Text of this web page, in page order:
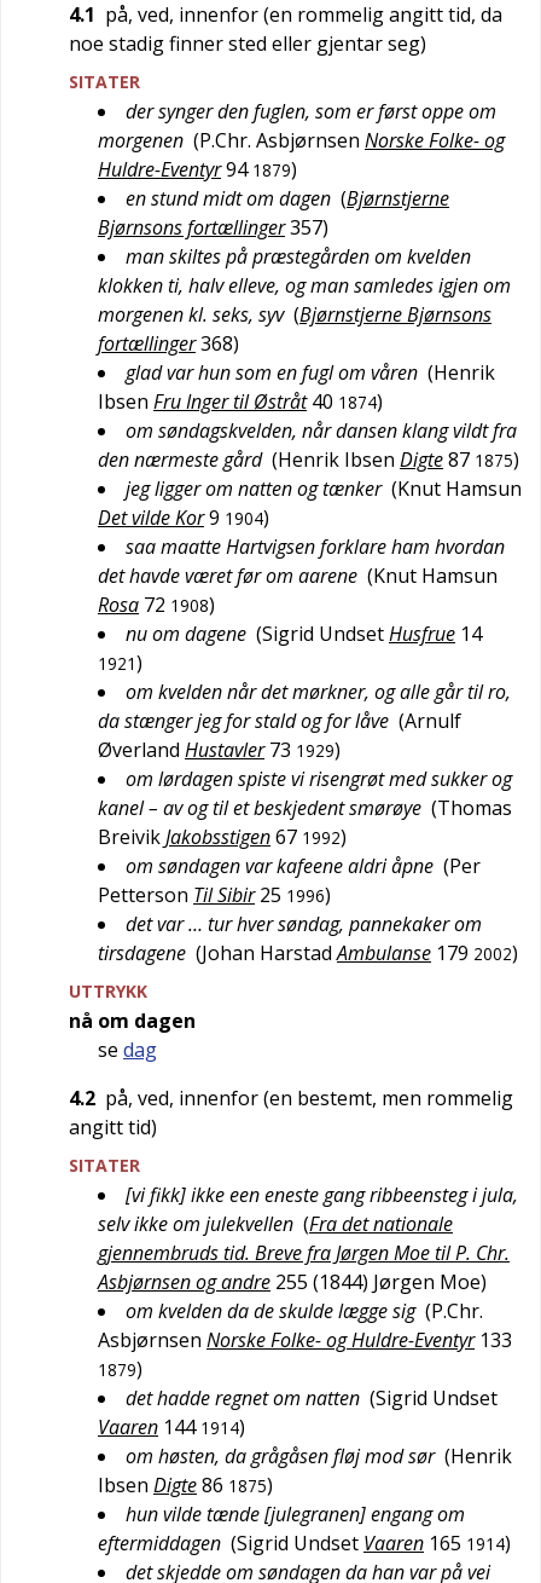
4.1 på, ved, innenfor (en rommelig angitt tid, da
noe stadig finner sted eller gjentar seg)
SITATER
der synger den fuglen, som er først oppe om
morgenen (P.Chr. Asbjørnsen Norske Folke- og
Huldre-Eventyr94 1879)
en stund midt om dagen (Bjørnstjerne
Bjørnsons fortællinger357)
man skiltes på præstegården om kvelden
klokken ti, halv elleve, og man samledes igjen om
morgenen kl. seks, syv (Bjørnstjerne Bjørnsons
fortællinger368)
glad var hun som en fugl om våren (Henrik
Ibsen Fru Inger til Østråt 40 1874)
om søndagskvelden, når dansen klang vildt fra
den nærmeste gård (Henrik Ibsen Digte87 1875)
jeg ligger om natten og tænker (Knut Hamsun
Det vilde Kor9 1904)
saa maatte Hartvigsen forklare ham hvordan
det havde været før om aarene (Knut Hamsun
Rosa 72 1908)
nu om dagene (Sigrid UndsetHusfrue 14
1921)
om kvelden når det mørkner, og alle går til ro,
da stænger jeg for stald og for låve (Arnulf
Øverland Hustavler 73 1929)
om lørdagen spiste vi risengrøt med sukker og
kanel – av og til et beskjedent smørøye (Thomas
BreivikJakobsstigen67 1992)
om søndagen var kafeene aldri åpne (Per
Petterson Til Sibir 25 1996)
det var … tur hver søndag, pannekaker om
tirsdagene (Johan Harstad Ambulanse 179 2002)
UTTRYKK
nå om dagen
se dag
4.2 på, ved, innenfor (en bestemt, men rommelig
angitt tid)
SITATER
[vi fikk] ikke een eneste gang ribbeensteg i jula,
selv ikke om julekvellen (Fra det nationale
gjennembruds tid. Breve fra Jørgen Moe til P. Chr.
Asbjørnsen og andre 255 (1844) Jørgen Moe)
om kvelden da de skulde lægge sig (P.Chr.
Asbjørnsen Norske Folke- og Huldre-Eventyr 133
1879)
det hadde regnet om natten (Sigrid Undset
Vaaren 144 1914)
om høsten, da grågåsen fløj mod sør (Henrik
Ibsen Digte86 1875)
hun vilde tænde [julegranen] engang om
eftermiddagen (Sigrid Undset Vaaren 165 1914)
det skjedde om søndagen da han var på vei